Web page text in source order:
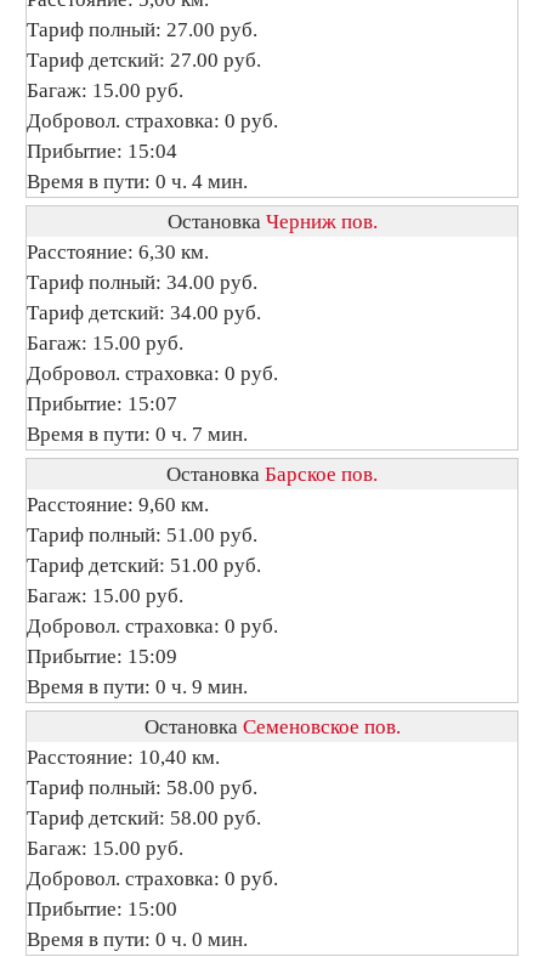
Тариф полный: 27.00 руб.
Тариф детский: 27.00 руб.
Багаж: 15.00 руб.
Добровол. страховка: 0 руб.
Прибытие: 15:04
Время в пути: 0 ч. 4 мин.
Остановка Черниж пов.
Расстояние: 6,30 км.
Тариф полный: 34.00 руб.
Тариф детский: 34.00 руб.
Багаж: 15.00 руб.
Добровол. страховка: 0 руб.
Прибытие: 15:07
Время в пути: 0 ч. 7 мин.
Остановка Барское пов.
Расстояние: 9,60 км.
Тариф полный: 51.00 руб.
Тариф детский: 51.00 руб.
Багаж: 15.00 руб.
Добровол. страховка: 0 руб.
Прибытие: 15:09
Время в пути: 0 ч. 9 мин.
Остановка Семеновское пов.
Расстояние: 10,40 км.
Тариф полный: 58.00 руб.
Тариф детский: 58.00 руб.
Багаж: 15.00 руб.
Добровол. страховка: 0 руб.
Прибытие: 15:00
Время в пути: 0 ч. 0 мин.